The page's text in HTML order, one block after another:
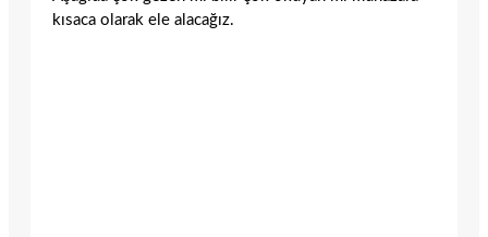
kısaca olarak ele alacağız.